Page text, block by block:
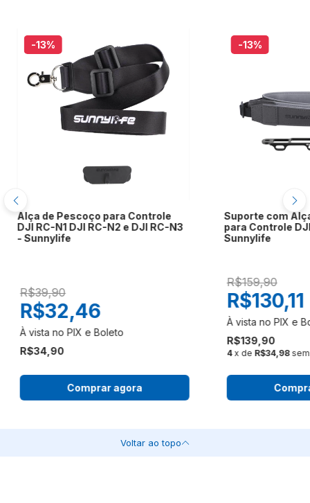
-13%
Alça de Pescoço para Controle
DJI RC-N1 DJI RC-N2 e DJI RC-N3
- Sunnylife
R$39,90
R$34,90
R$32,46
Comprar agora
-13%
Suporte com
para Controle
Sunnylife
R$159,90
R$139,90
R$130,11
4 x de R$34,98
Voltar ao topo